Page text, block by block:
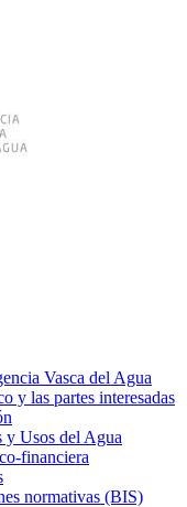
Vasca del Agua
y las partes interesadas
y Usos del Agua
financiera
normativas (BIS)